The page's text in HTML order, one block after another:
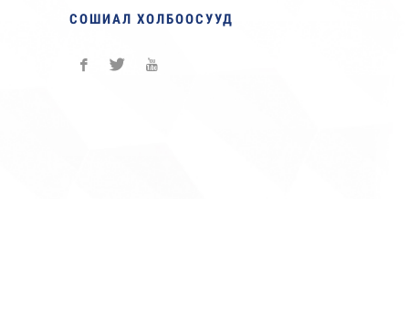
СОШИАЛ ХОЛБООСУУД